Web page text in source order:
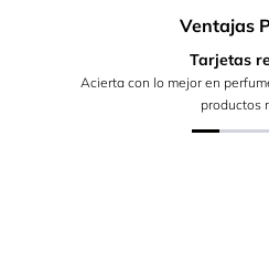
Ventajas
Tarjetas
Acierta con lo mejor en
productos